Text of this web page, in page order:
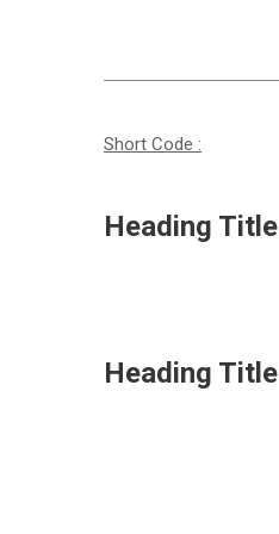
Short Code :
Heading Title
Heading Title